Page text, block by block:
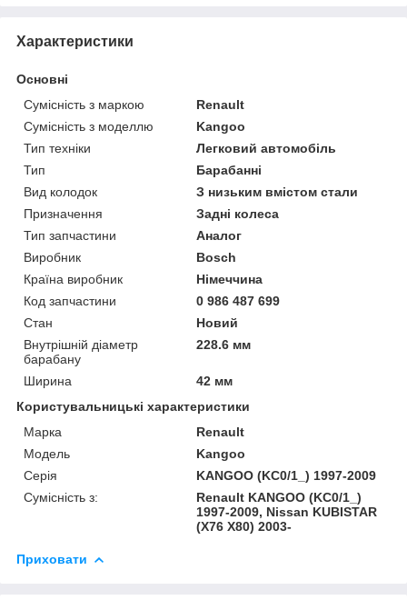
Характеристики
Основні
Сумісність з маркою
Renault
Сумісність з моделлю
Kangoo
Тип техніки
Легковий автомобіль
Тип
Барабанні
Вид колодок
З низьким вмістом стали
Призначення
Задні колеса
Тип запчастини
Аналог
Виробник
Bosch
Країна виробник
Німеччина
Код запчастини
0 986 487 699
Стан
Новий
Внутрішній діаметр
барабану
228.6 мм
Ширина
42 мм
Користувальницькі характеристики
Марка
Renault
Модель
Kangoo
Серія
KANGOO (KC0/1_) 1997-2009
Сумісність з:
Renault KANGOO (KC0/1_)
1997-2009, Nissan KUBISTAR
(X76 X80) 2003-
Приховати